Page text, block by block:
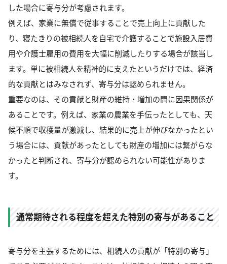
した場合に寄与分が考慮されます。
例えば、家業に無償で従事することで売上向上に貢献した
り、寝たきりの被相続人を自宅で介護することで施設入居費
用や介護士雇用の費用を大幅に削減したりする場合が該当し
ます。単に被相続人を精神的に支えたというだけでは、経済
的な貢献とはみなされず、寄与分は認められません。
重要なのは、その貢献と財産の維持・増加の間に因果関係が
あることです。例えば、家業の農業を手伝ったとしても、天
候不順で収穫量が激減し、結果的に売上が伸びなかったとい
う場合には、貢献があったとしても財産の増加には繋がらな
かったと判断され、寄与分が認められない可能性がありま
す。
通常期待される程度を超えた特別の寄与があること
寄与分を主張するためには、相続人の貢献が「特別の寄与」